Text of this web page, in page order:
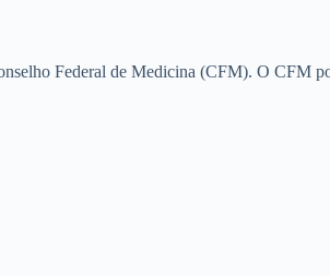
Federal de Medicina (CFM). O CFM